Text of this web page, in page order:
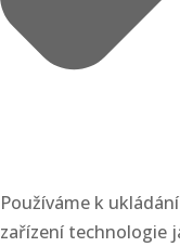
Používáme k
zařízení technologie